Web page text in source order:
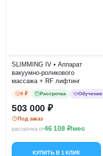
SLIMMING IV • Аппарат
вакуумно-роликового
массажа + RF лифтинг
0 ₽ Рассрочка Обучение
503 000
Под заказ
рассрочка от46 108 /мес
КУПИТЬ В 1 КЛИК